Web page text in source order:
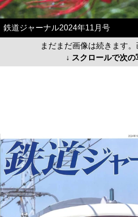
鉄道ジャーナル2024年11月号
まだまだ画像は続きます。
↓ スクロールで次の